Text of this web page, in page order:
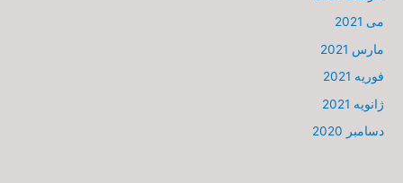
می 2021
مارس 2021
فوریه 2021
ژانویه 2021
دسامبر 2020